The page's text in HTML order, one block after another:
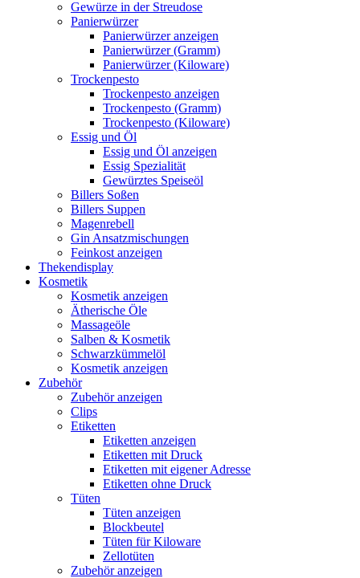
Gewürze in der Streudose
Panierwürzer
Panierwürzer anzeigen
Panierwürzer (Gramm)
Panierwürzer (Kiloware)
Trockenpesto
Trockenpesto anzeigen
Trockenpesto (Gramm)
Trockenpesto (Kiloware)
Essig und Öl
Essig und Öl anzeigen
Essig Spezialität
Gewürztes Speiseöl
Billers Soßen
Billers Suppen
Magenrebell
Gin Ansatzmischungen
Feinkost anzeigen
Thekendisplay
Kosmetik
Kosmetik anzeigen
Ätherische Öle
Massageöle
Salben & Kosmetik
Schwarzkümmelöl
Kosmetik anzeigen
Zubehör
Zubehör anzeigen
Clips
Etiketten
Etiketten anzeigen
Etiketten mit Druck
Etiketten mit eigener Adresse
Etiketten ohne Druck
Tüten
Tüten anzeigen
Blockbeutel
Tüten für Kiloware
Zellotüten
Zubehör anzeigen